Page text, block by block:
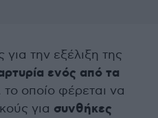
την εξέλιξη της
ενός από τα
το οποίο φέρεται να
για συνθήκες